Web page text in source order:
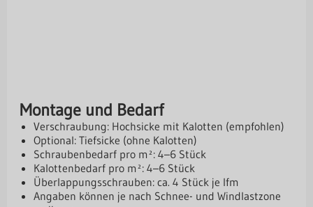
Montage und Bedarf
Verschraubung: Hochsicke mit Kalotten (empfohlen)
Optional: Tiefsicke (ohne Kalotten)
Schraubenbedarf pro m²: 4–6 Stück
Kalottenbedarf pro m²: 4–6 Stück
Überlappungsschrauben: ca. 4 Stück je lfm
Angaben können je nach Schnee- und Windlastzone